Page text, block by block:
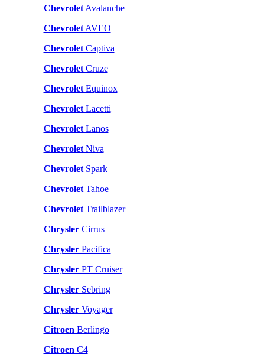
ChevroletAvalanche
ChevroletAVEO
ChevroletCaptiva
ChevroletCruze
ChevroletEquinox
ChevroletLacetti
ChevroletLanos
ChevroletNiva
ChevroletSpark
ChevroletTahoe
ChevroletTrailblazer
ChryslerCirrus
ChryslerPacifica
ChryslerPT Cruiser
ChryslerSebring
ChryslerVoyager
Citroen Berlingo
Citroen C4